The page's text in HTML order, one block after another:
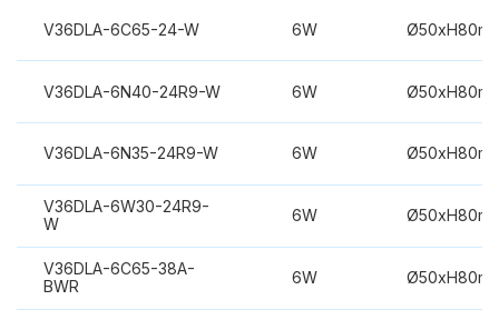
V36DLA-6C65-24-W 6W
V36DLA-6N40-24R9-W 6W
V36DLA-6N35-24R9-W 6W
V36DLA-6W30-24R9-
W
6W
V36DLA-6C65-38A-
BWR
6W